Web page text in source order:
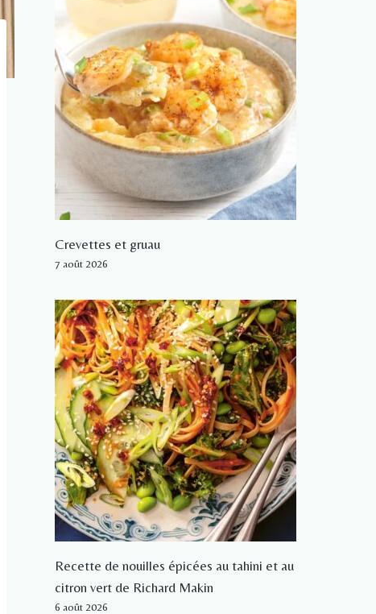
Crevettes et gruau
7 août 2026
Recette de nouilles épicées au tahini et au
citron vert de Richard Makin
6 août 2026